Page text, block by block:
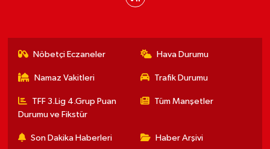
Nöbetçi Eczaneler Hava Durumu
Namaz Vakitleri Trafik Durumu
TFF 3.Lig 4.Grup Puan
Durumu ve Fikstür
Tüm Manşetler
Son Dakika Haberleri Haber Arşivi